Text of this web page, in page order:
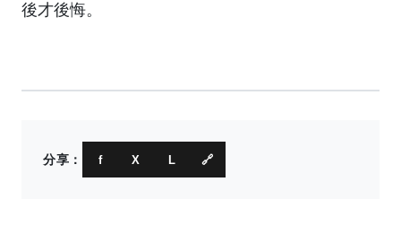
後才後悔。
分享： f X L 🔗